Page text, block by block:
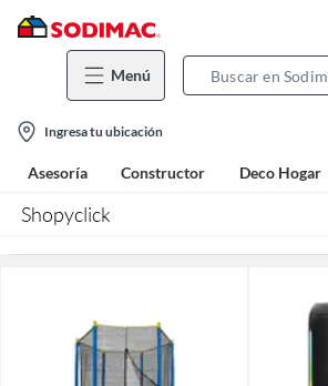
Menú
location-
icon
Ingresa tu ubicación
Asesoría Constructor Deco Hogar
Shopyclick